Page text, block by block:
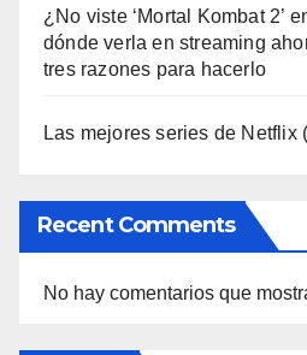
¿No viste ‘Mortal Kombat 2’
dónde verla en streaming
tres razones para hacerlo
Las mejores series de Netflix
Recent Comments
No hay comentarios que